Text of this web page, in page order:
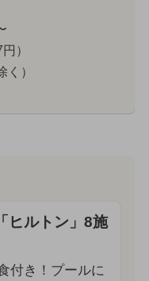
）
）
ヒルトン」8施
付き！プールに